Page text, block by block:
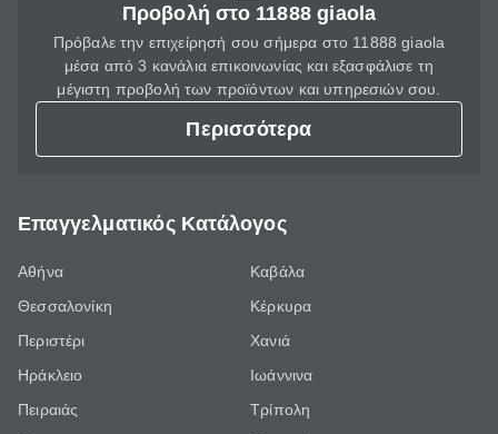
Προβολή στο 11888 giaola
Πρόβαλε την επιχείρησή σου σήμερα στο 11888 giaola
μέσα από 3 κανάλια επικοινωνίας και εξασφάλισε τη
μέγιστη προβολή των προϊόντων και υπηρεσιών σου.
Περισσότερα
Επαγγελματικός Κατάλογος
Αθήνα
Θεσσαλονίκη
Περιστέρι
Ηράκλειο
Πειραιάς
Καβάλα
Κέρκυρα
Χανιά
Ιωάννινα
Τρίπολη